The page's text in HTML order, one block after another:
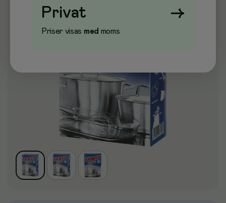
Privat →
Priser visas med moms